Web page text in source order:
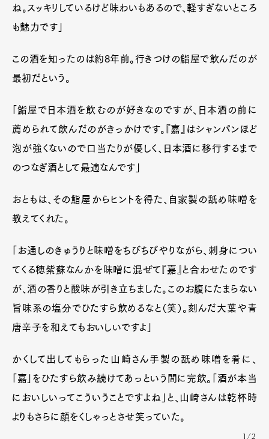
ね。スッキリしているけど味わいもあるので、軽すぎないところ
も魅力です」
この酒を知ったのは約8年前。行きつけの鮨屋で飲んだのが
最初だという。
「鮨屋で日本酒を飲むのが好きなのですが、日本酒の前に
薦められて飲んだのがきっかけです。『嘉』はシャンパンほど
泡が強くないので口当たりが優しく、日本酒に移行するまで
のつなぎ酒として最適なんです」
おともは、その鮨屋からヒントを得た、自家製の舐め味噌を
教えてくれた。
「お通しのきゅうりと味噌をちびちびやりながら、刺身につい
てくる穂紫蘇なんかを味噌に混ぜて『嘉』と合わせたのです
が、酒の香りと酸味が引き立ちました。このお腹にたまらない
旨味系の塩分でひたすら飲めるなと（笑）。刻んだ大葉や青
唐辛子を和えてもおいしいですよ」
かくして出してもらった山崎さん手製の舐め味噌を肴に、
「嘉」をひたすら飲み続けてあっという間に完飲。「酒が本当
においしいってこういうことですよね」と、山崎さんは乾杯時
よりもさらに顔をくしゃっとさせ笑っていた。
1/2